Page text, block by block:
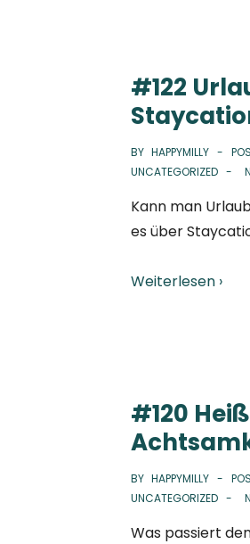
#122
BY HAPPYMILLY
UNCATEGORIZED
Kann man
es über
Weiterlesen ›
#120
BY HAPPYMILLY
UNCATEGORIZED
Was passiert